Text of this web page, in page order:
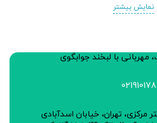
نمایش بیشتر
با لبخند جوابگوی
مرکزی، تهران، خیابان اسدآبادی